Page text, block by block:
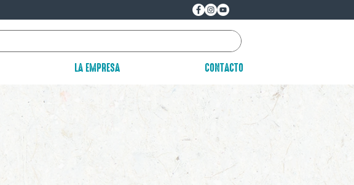
LA EMPRESA CONTACTO